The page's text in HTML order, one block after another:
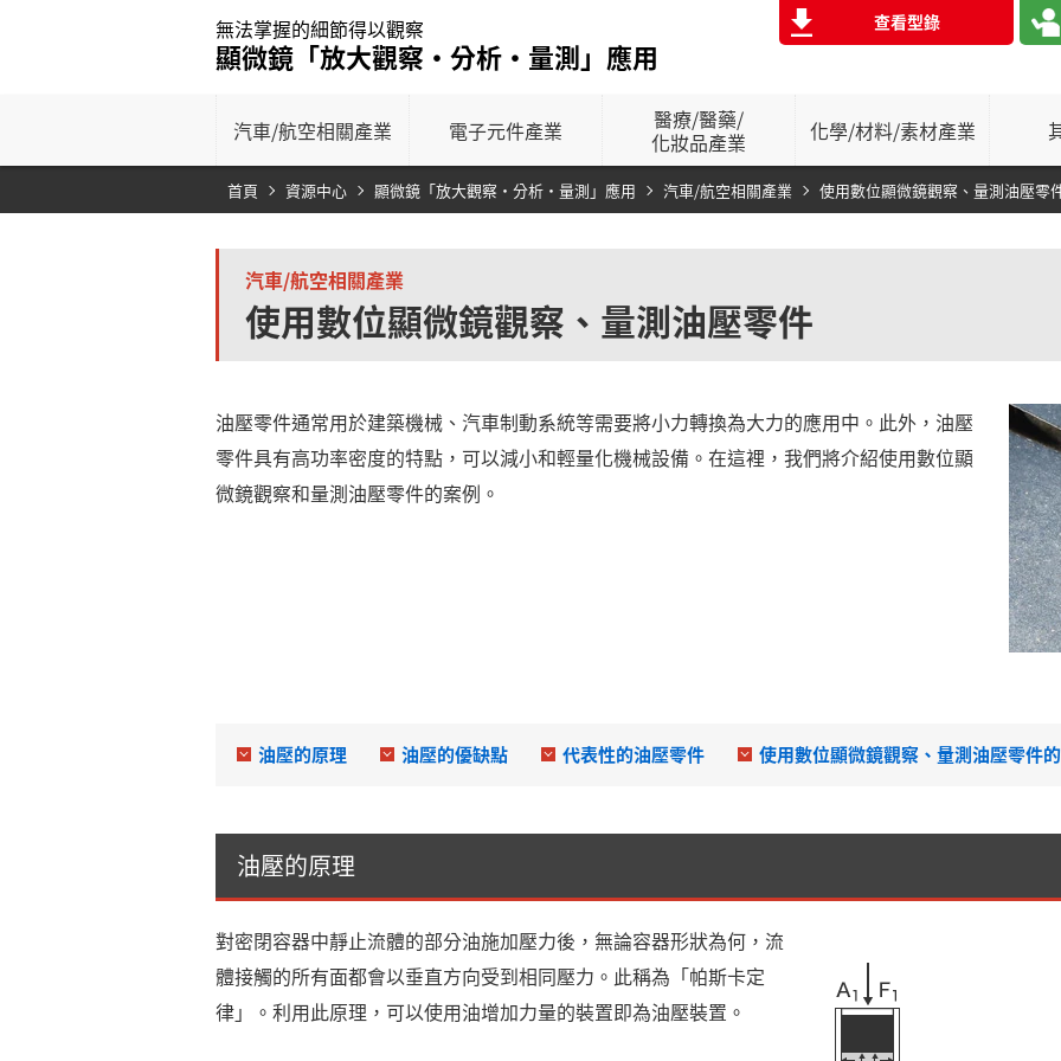
無法掌握的細節得以觀察
顯微鏡「放大觀察‧分析‧量測」應用
查看型錄
汽車/航空相關產業 電子元件產業
醫療/醫藥/
化妝品產業
化學/材料/素材產業
首頁 資源中心 顯微鏡「放大觀察‧分析‧量測」應用 汽車/航空相關產業 使用數位顯微鏡觀察、量測油壓零
汽車/航空相關產業
使用數位顯微鏡觀察、量測油壓零件
油壓零件通常用於建築機械、汽車制動系統等需要將小力轉換為大力的應用中。此外，油壓
零件具有高功率密度的特點，可以減小和輕量化機械設備。在這裡，我們將介紹使用數位顯
微鏡觀察和量測油壓零件的案例。
油壓的原理 油壓的優缺點 代表性的油壓零件 使用數位顯微鏡觀察、量測油壓零件
油壓的原理
對密閉容器中靜止流體的部分油施加壓力後，無論容器形狀為何，流
體接觸的所有面都會以垂直方向受到相同壓力。此稱為「帕斯卡定
律」。利用此原理，可以使用油增加力量的裝置即為油壓裝置。